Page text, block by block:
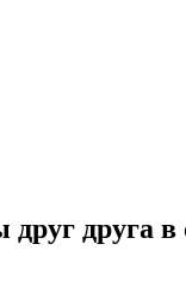
друга в